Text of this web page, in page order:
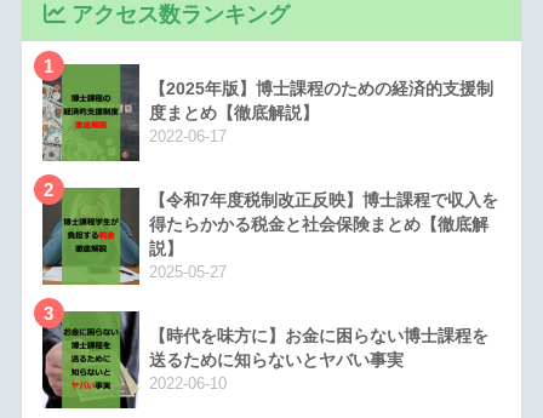
アクセス数ランキング
1
【2025年版】博士課程のための経済的支援制
度まとめ【徹底解説】
2022-06-17
2
【令和7年度税制改正反映】博士課程で収入を
得たらかかる税金と社会保険まとめ【徹底解
説】
2025-05-27
3
【時代を味方に】お金に困らない博士課程を
送るために知らないとヤバい事実
2022-06-10